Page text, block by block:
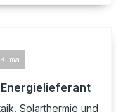
Klima
Solarthermie und